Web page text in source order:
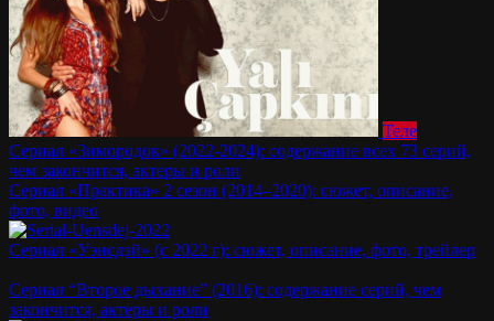
Теле
Сериал «Зимородок» (2022-2024): содержание всех 73 серий,
чем закончится, актеры и роли
Сериал «Практика» 2 сезон (2014–2020): сюжет, описание,
фото, видео
Сериал «Уэнсдэй» (с 2022 г): сюжет, описание, фото, трейлер
Сериал “Второе дыхание” (2016): содержание серий, чем
закончится, актеры и роли